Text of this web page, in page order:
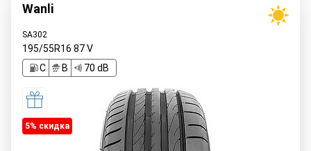
Wanli
SA302
195/55R16 87V
C
B 70 dB
5% cкидка